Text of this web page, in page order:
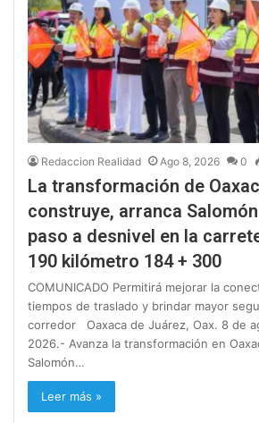
Redaccion Realidad Ago 8, 2026 0
La transformación de
construye, arranca
paso a desnivel en la
190 kilómetro 184 + 300
COMUNICADO Permitirá mejorar la
tiempos de traslado y brindar mayor
corredor Oaxaca de Juárez, Oax. 8 de
2026.- Avanza la transformación en
Salomón…
Leer más »